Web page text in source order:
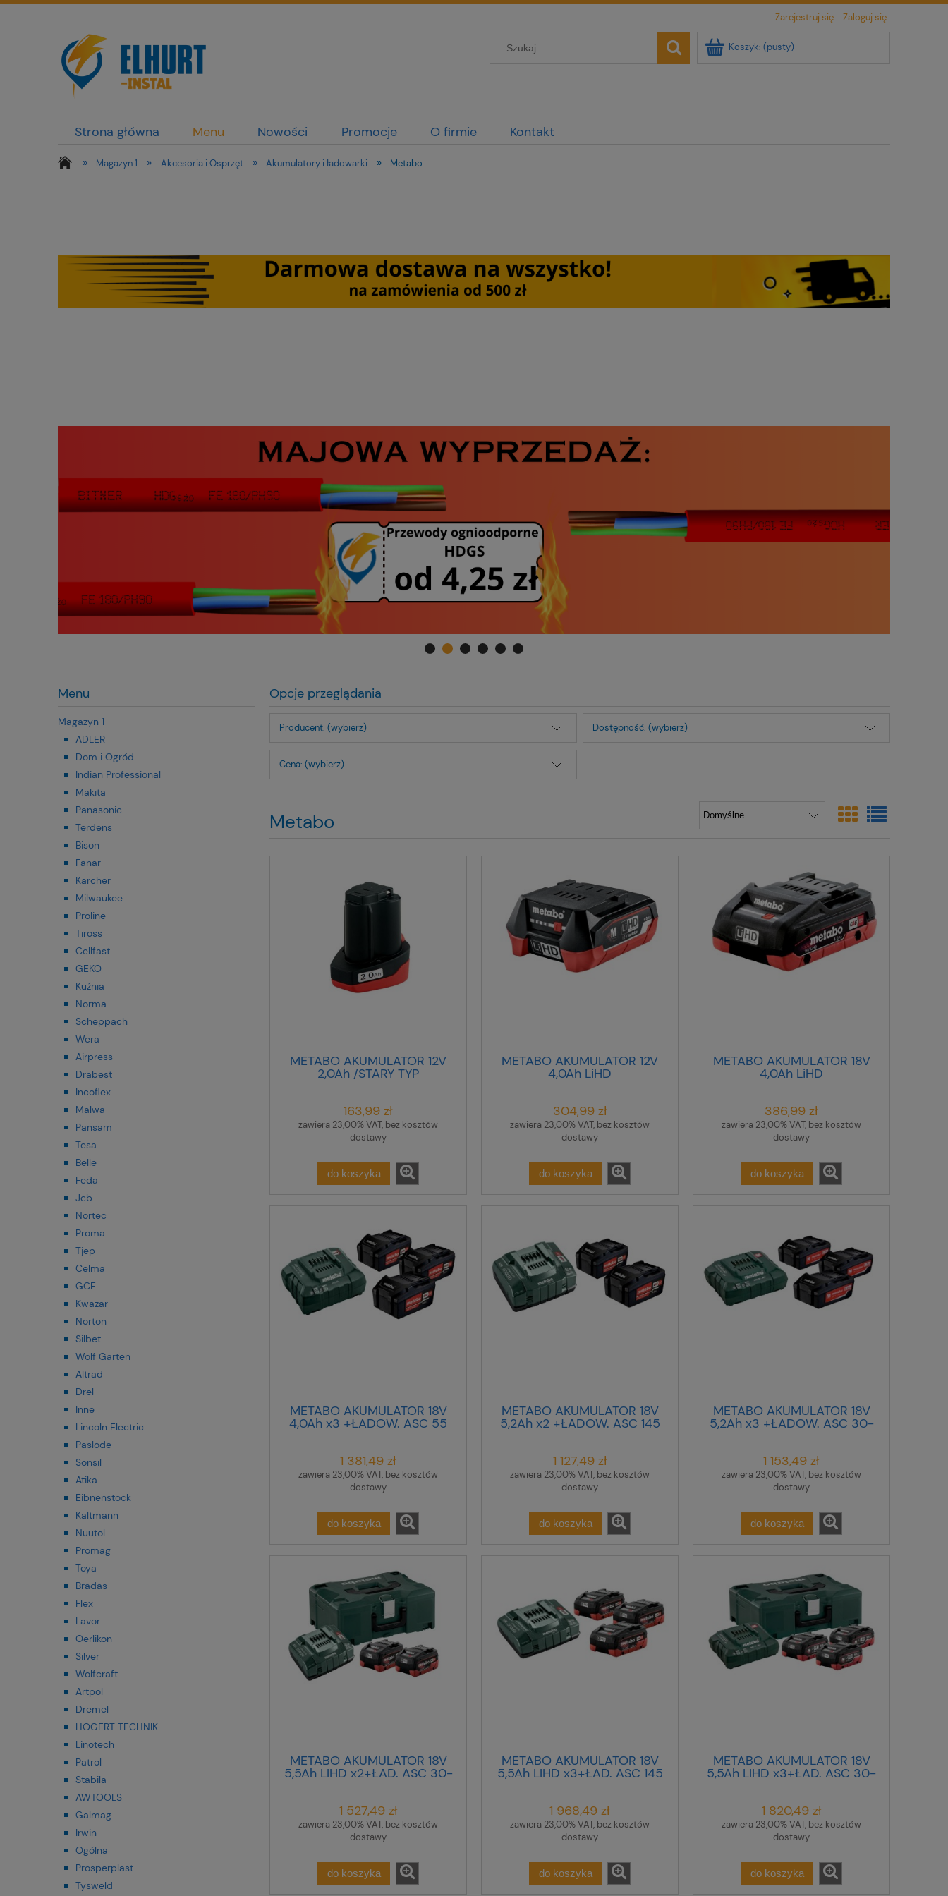
Zarejestruj się Zaloguj się
Koszyk: (pusty)
Strona główna Menu Nowości Promocje O firmie Kontakt
» Magazyn 1 » Akcesoria i Osprzęt » Akumulatory i ładowarki » Metabo
Menu
Magazyn 1
ADLER
Dom i Ogród
Indian Professional
Makita
Panasonic
Terdens
Bison
Fanar
Karcher
Milwaukee
Proline
Tiross
Cellfast
GEKO
Kuźnia
Norma
Scheppach
Wera
Airpress
Drabest
Incoflex
Malwa
Pansam
Tesa
Belle
Feda
Jcb
Nortec
Proma
Tjep
Celma
GCE
Kwazar
Norton
Silbet
Wolf Garten
Altrad
Drel
Inne
Lincoln Electric
Paslode
Sonsil
Atika
Eibnenstock
Kaltmann
Nuutol
Promag
Toya
Bradas
Flex
Lavor
Oerlikon
Silver
Wolfcraft
Artpol
Dremel
HÖGERT TECHNIK
Linotech
Patrol
Stabila
AWTOOLS
Galmag
Irwin
Ogólna
Prosperplast
Tysweld
Opcje przeglądania
Producent: (wybierz) Dostępność: (wybierz)
Cena: (wybierz)
Metabo
METABO AKUMULATOR 12V
2,0Ah /STARY TYP
163,99 zł
zawiera 23,00% VAT, bez kosztów
dostawy
do koszyka
METABO AKUMULATOR 12V
4,0Ah LiHD
304,99 zł
zawiera 23,00% VAT, bez kosztów
dostawy
do koszyka
METABO AKUMULATOR 18V
4,0Ah LiHD
386,99 zł
zawiera 23,00% VAT, bez kosztów
dostawy
do koszyka
METABO AKUMULATOR 18V
4,0Ah x3 +ŁADOW. ASC 55
1 381,49 zł
zawiera 23,00% VAT, bez kosztów
dostawy
do koszyka
METABO AKUMULATOR 18V
5,2Ah x2 +ŁADOW. ASC 145
1 127,49 zł
zawiera 23,00% VAT, bez kosztów
dostawy
do koszyka
METABO AKUMULATOR 18V
5,2Ah x3 +ŁADOW. ASC 30-
1 153,49 zł
zawiera 23,00% VAT, bez kosztów
dostawy
do koszyka
METABO AKUMULATOR 18V
5,5Ah LIHD x2+ŁAD. ASC 30-
1 527,49 zł
zawiera 23,00% VAT, bez kosztów
dostawy
do koszyka
METABO AKUMULATOR 18V
5,5Ah LIHD x3+ŁAD. ASC 145
1 968,49 zł
zawiera 23,00% VAT, bez kosztów
dostawy
do koszyka
METABO AKUMULATOR 18V
5,5Ah LIHD x3+ŁAD. ASC 30-
1 820,49 zł
zawiera 23,00% VAT, bez kosztów
dostawy
do koszyka